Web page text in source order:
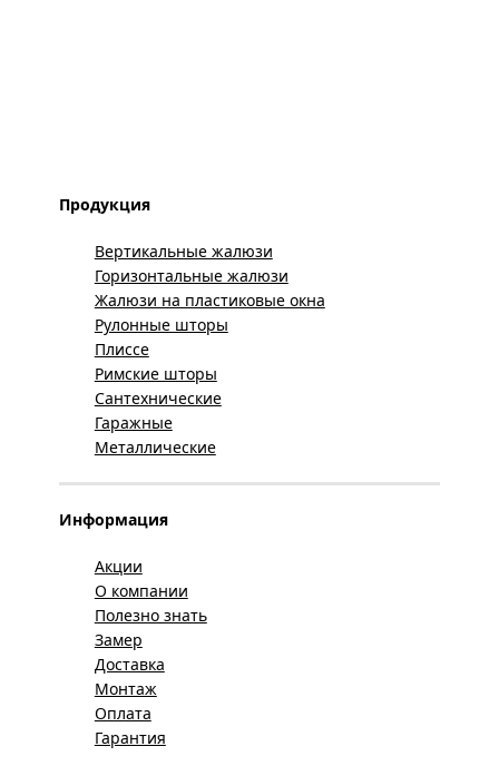
Продукция
Вертикальные жалюзи
Горизонтальные жалюзи
Жалюзи на пластиковые окна
Рулонные шторы
Плиссе
Римские шторы
Сантехнические
Гаражные
Металлические
Информация
Акции
О компании
Полезно знать
Замер
Доставка
Монтаж
Оплата
Гарантия